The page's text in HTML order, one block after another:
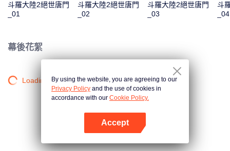
斗羅大陸2絕世唐門
_01
斗羅大陸2絕世唐門
_02
斗羅大陸2絕世唐門
_03
斗
_04
幕後花絮
Loading…By using the website, you are agreeing to our
Privacy Policy and the use of cookies in
accordance with our Cookie Policy.
Accept